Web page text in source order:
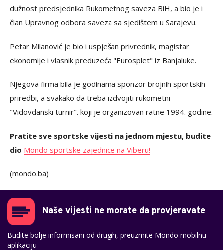
dužnost predsjednika Rukometnog saveza BiH, a bio je i
član Upravnog odbora saveza sa sjedištem u Sarajevu.
Petar Milanović je bio i uspješan privrednik, magistar
ekonomije i vlasnik preduzeća "Eurosplet" iz Banjaluke.
Njegova firma bila je godinama sponzor brojnih sportskih
priredbi, a svakako da treba izdvojiti rukometni
"Vidovdanski turnir". koji je organizovan ratne 1994. godine.
Pratite sve sportske vijesti na jednom mjestu, budite
dio Mondo sportske zajednice na Viberu!
(mondo.ba)
Naše vijesti ne morate da provjeravate
Budite bolje informisani od drugih, preuzmite Mondo mobilnu
aplikaciju